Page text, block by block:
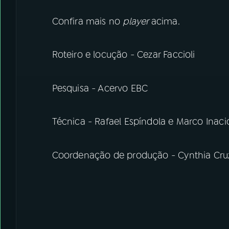
Confira mais no playeracima.
Roteiro e locução - Cezar Faccioli
Pesquisa - Acervo EBC
Técnica - Rafael Espíndola e Marco
Coordenação de produção - Cynthia